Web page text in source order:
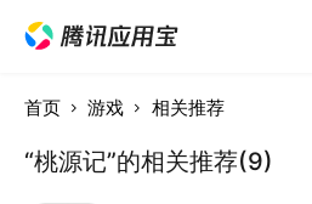
首页 游戏 相关推荐
“桃源记”的相关推荐(9)